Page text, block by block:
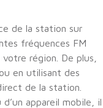
de la station sur
fréquences FM
région. De plus,
en utilisant des
de la station.
appareil mobile, il